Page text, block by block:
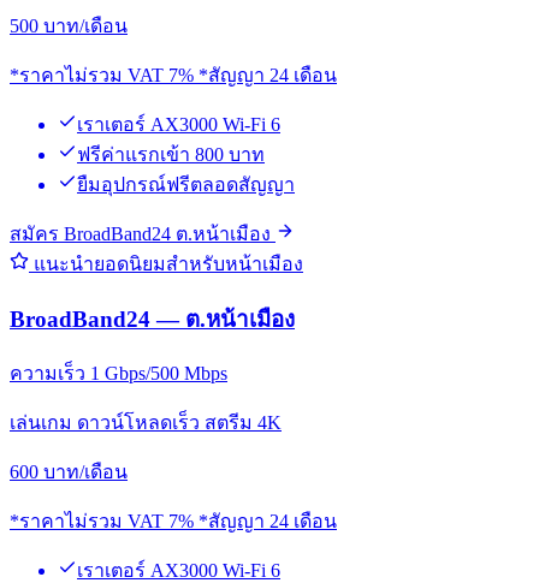
500 บาท/เดือน
*ราคาไม่รวม VAT 7% *สัญญา 24 เดือน
เราเตอร์ AX3000 Wi-Fi 6
ฟรีค่าแรกเข้า 800 บาท
ยืมอุปกรณ์ฟรีตลอดสัญญา
สมัคร BroadBand24 ต.หน้าเมือง
แนะนำยอดนิยมสำหรับหน้าเมือง
BroadBand24 — ต.หน้าเมือง
ความเร็ว 1 Gbps/500 Mbps
เล่นเกม ดาวน์โหลดเร็ว สตรีม 4K
600 บาท/เดือน
*ราคาไม่รวม VAT 7% *สัญญา 24 เดือน
เราเตอร์ AX3000 Wi-Fi 6